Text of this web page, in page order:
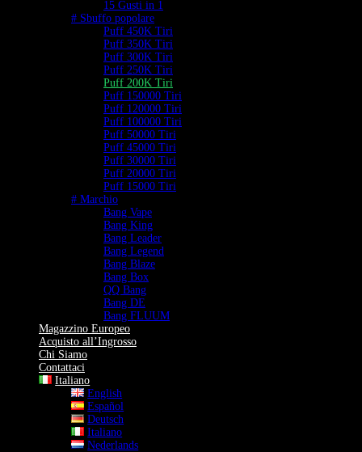
15 Gusti in 1
# Sbuffo popolare
Puff 450K Tiri
Puff 350K Tiri
Puff 300K Tiri
Puff 250K Tiri
Puff 200K Tiri
Puff 150000 Tiri
Puff 120000 Tiri
Puff 100000 Tiri
Puff 50000 Tiri
Puff 45000 Tiri
Puff 30000 Tiri
Puff 20000 Tiri
Puff 15000 Tiri
# Marchio
Bang Vape
Bang King
Bang Leader
Bang Legend
Bang Blaze
Bang Box
QQ Bang
Bang DE
Bang FLUUM
Magazzino Europeo
Acquisto all’Ingrosso
Chi Siamo
Contattaci
Italiano
English
Español
Deutsch
Italiano
Nederlands